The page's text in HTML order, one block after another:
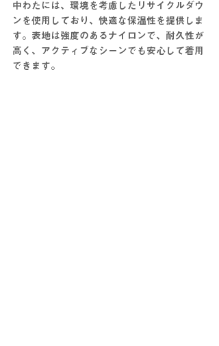
中わたには、環境を考慮した リサイクルダウ
ン を使用しており、快適な保温性を提供しま
す。表地は強度のある ナイロンで、耐久性が
高く、アクティブなシーンでも安心して着用
できます。